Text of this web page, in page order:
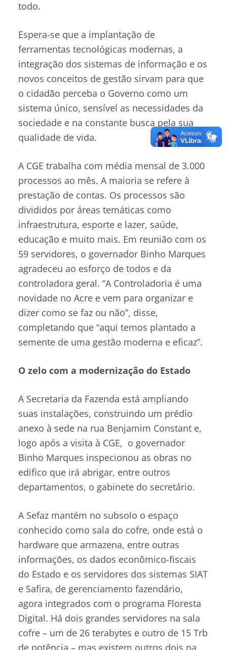
todo.
Espera-se que a implantação de
ferramentas tecnológicas modernas, a
integração dos sistemas de informação e os
novos conceitos de gestão sirvam para que
o cidadão perceba o Governo como um
sistema único, sensível as necessidades da
sociedade e na constante busca pela sua
qualidade de vida.
A CGE trabalha com média mensal de 3.000
processos ao mês. A maioria se refere à
prestação de contas. Os processos são
divididos por áreas temáticas como
infraestrutura, esporte e lazer, saúde,
educação e muito mais. Em reunião com os
59 servidores, o governador Binho Marques
agradeceu ao esforço de todos e da
controladora geral. “A Controladoria é uma
novidade no Acre e vem para organizar e
dizer como se faz ou não”, disse,
completando que “aqui temos plantado a
semente de uma gestão moderna e eficaz”.
O zelo com a modernização do Estado
A Secretaria da Fazenda está ampliando
suas instalações, construindo um prédio
anexo à sede na rua Benjamim Constant e,
logo após a visita à CGE, o governador
Binho Marques inspecionou as obras no
edifico que irá abrigar, entre outros
departamentos, o gabinete do secretário.
A Sefaz mantém no subsolo o espaço
conhecido como sala do cofre, onde está o
hardware que armazena, entre outras
informações, os dados econômico-fiscais
do Estado e os servidores dos sistemas SIAT
e Safira, de gerenciamento fazendário,
agora integrados com o programa Floresta
Digital. Há dois grandes servidores na sala
cofre – um de 26 terabytes e outro de 15 Trb
de potência – mas existem outros dois na